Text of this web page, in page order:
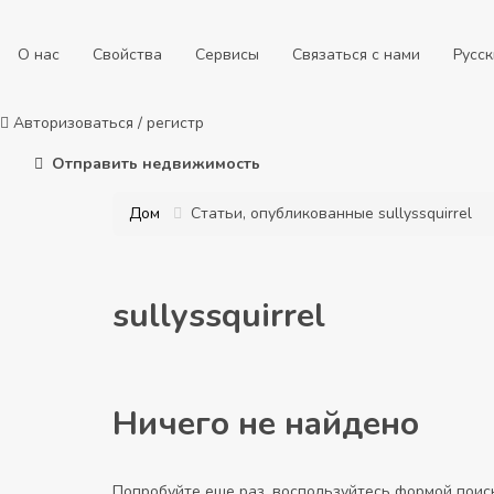
О нас Свойства Сервисы Связаться с нами
Авторизоваться / регистр
Отправить недвижимость
Дом Статьи, опубликованные sullyssquirrel
sullyssquirrel
Ничего не найдено